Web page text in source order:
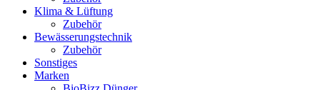
Klima & Lüftung
Zubehör
Bewässerungstechnik
Zubehör
Sonstiges
Marken